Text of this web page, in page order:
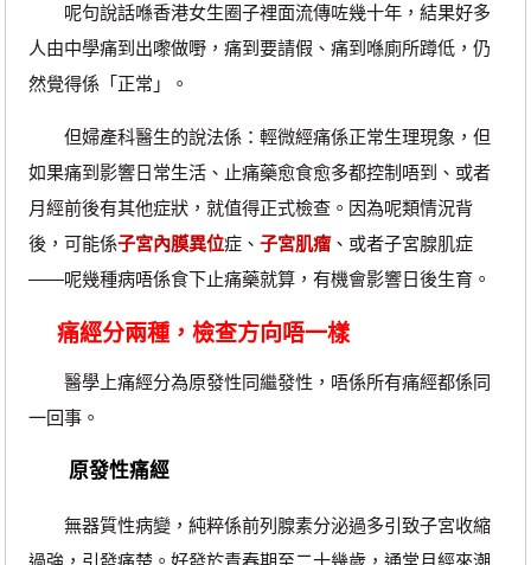
呢句說話喺香港女生圈子裡面流傳咗幾十年，結果好多
人由中學痛到出嚟做嘢，痛到要請假、痛到喺廁所蹲低，仍
然覺得係「正常」。
但婦產科醫生的說法係：輕微經痛係正常生理現象，但
如果痛到影響日常生活、止痛藥愈食愈多都控制唔到、或者
月經前後有其他症狀，就值得正式檢查。因為呢類情況背
後，可能係子宮內膜異位症、 子宮肌瘤、或者子宮腺肌症
——呢幾種病唔係食下止痛藥就算，有機會影響日後生育。
痛經分兩種，檢查方向唔一樣
醫學上痛經分為原發性同繼發性，唔係所有痛經都係同
一回事。
原發性痛經
無器質性病變，純粹係前列腺素分泌過多引致子宮收縮
過強，引發痛楚。好發於青春期至二十幾歲，通常月經來潮